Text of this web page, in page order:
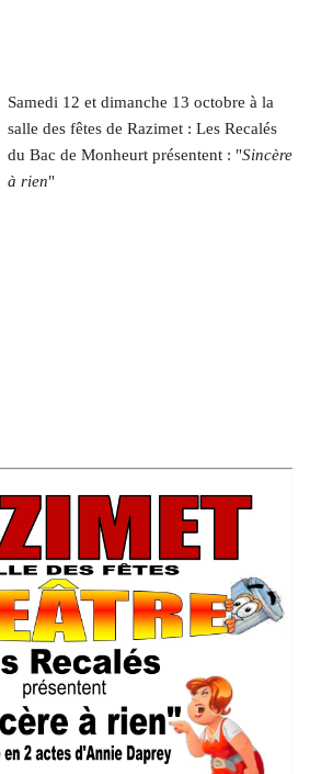
Samedi 12 et dimanche 13 octobre à la
salle des fêtes de Razimet : Les Recalés
du Bac de Monheurt présentent : "Sincère
à rien"